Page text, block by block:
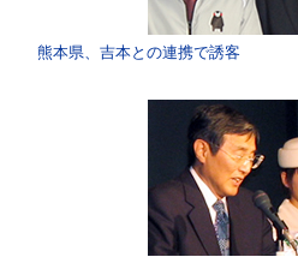
熊本県、吉本との連携で誘客